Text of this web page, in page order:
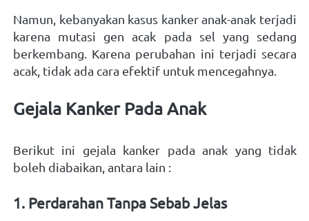
Namun, kebanyakan kasus kanker anak-anak terjadi
karena mutasi gen acak pada sel yang sedang
berkembang. Karena perubahan ini terjadi secara
acak, tidak ada cara efektif untuk mencegahnya.
Gejala Kanker Pada Anak
Berikut ini gejala kanker pada anak yang tidak
boleh diabaikan, antara lain :
1. Perdarahan Tanpa Sebab Jelas